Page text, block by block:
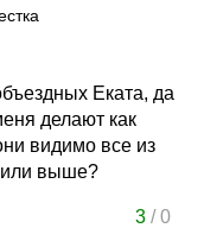
Еката, да
делают как
видимо все из
выше?
3/0